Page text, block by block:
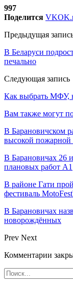
997
Поделится VK
Предыдущая
В Беларуси
печально
Следующая запись
Как выбрать МФУ,
Вам также могут
В Барановичском
высокой пожарной
В Барановичах 26
плановых работ A1
В районе Гати
фестиваль
В Барановичах
новорождённых
Prev Next
Комментарии